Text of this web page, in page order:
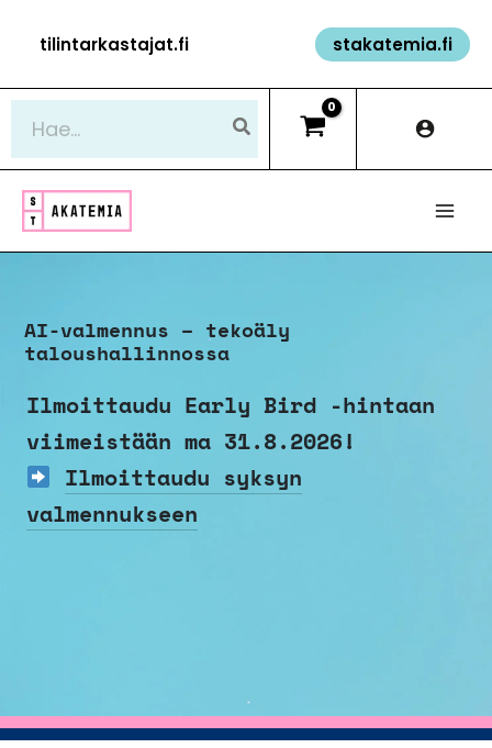
sisältöön
tilintarkastajat.fi stakatemia.fi
AI-valmennus – tekoäly
taloushallinnossa
Ilmoittaudu Early Bird -hintaan
viimeistään ma 31.8.2026!
Ilmoittaudu syksyn
valmennukseen